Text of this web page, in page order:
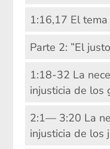
1:16,17 El
Parte 2: ”El
1:18-32 La
injusticia de los
2:1— 3:20 La
injusticia de los